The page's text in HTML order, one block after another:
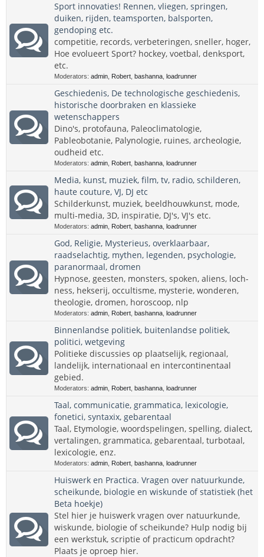
Sport innovaties! Rennen, vliegen, springen,
duiken, rijden, teamsporten, balsporten,
gendoping etc.
competitie, records, verbeteringen, sneller, hoger,
Hoe evolueert Sport? hockey, voetbal, denksport,
etc.
Moderators: admin Robert bashanna loadrunner
Geschiedenis, De technologische geschiedenis,
historische doorbraken en klassieke
wetenschappers
Dino's, protofauna, Paleoclimatologie,
Pableobotanie, Palynologie, ruines, archeologie,
oudheid etc.
Moderators: admin Robert bashanna loadrunner
Media, kunst, muziek, film, tv, radio, schilderen,
haute couture, VJ, DJ etc
Schilderkunst, muziek, beeldhouwkunst, mode,
multi-media, 3D, inspiratie, DJ's, VJ's etc.
Moderators: admin Robert bashanna loadrunner
God, Religie, Mysterieus, overklaarbaar,
raadselachtig, mythen, legenden, psychologie,
paranormaal, dromen
Hypnose, geesten, monsters, spoken, aliens, loch-
ness, hekserij, occultisme, mysterie, wonderen,
theologie, dromen, horoscoop, nlp
Moderators: admin Robert bashanna loadrunner
Binnenlandse politiek, buitenlandse politiek,
politici, wetgeving
Politieke discussies op plaatselijk, regionaal,
landelijk, internationaal en intercontinentaal
gebied.
Moderators: admin Robert bashanna loadrunner
Taal, communicatie, grammatica, lexicologie,
fonetici, syntaxix, gebarentaal
Taal, Etymologie, woordspelingen, spelling, dialect,
vertalingen, grammatica, gebarentaal, turbotaal,
lexicologie, enz.
Moderators: admin Robert bashanna loadrunner
Huiswerk en Practica. Vragen over natuurkunde,
scheikunde, biologie en wiskunde of statistiek (het
Beta hoekje)
Stel hier je huiswerk vragen over natuurkunde,
wiskunde, biologie of scheikunde? Hulp nodig bij
een werkstuk, scriptie of practicum opdracht?
Plaats je oproep hier.